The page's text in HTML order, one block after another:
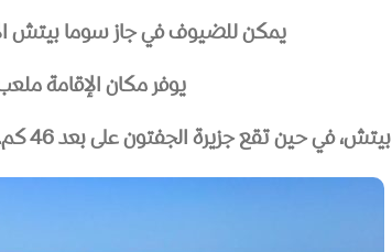
يمكن للضيوف في جاز سوما بيتش
يوفر مكان الإقامة